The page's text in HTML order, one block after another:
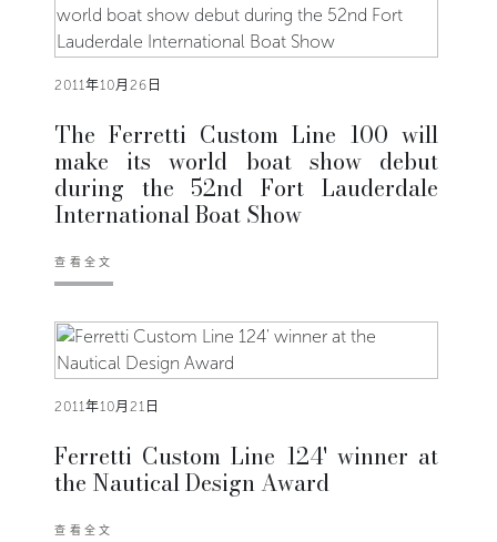
2011年10月26日
The Ferretti Custom Line 100 will
make its world boat show debut
during the 52nd Fort Lauderdale
International Boat Show
查看全文
2011年10月21日
Ferretti Custom Line 124' winner at
the Nautical Design Award
查看全文